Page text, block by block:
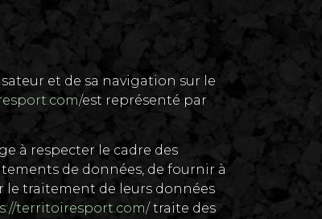
et de sa navigation sur le
est représenté par
à respecter le cadre des
de données, de fournir à
le traitement de leurs données
territoiresport.com/traite des